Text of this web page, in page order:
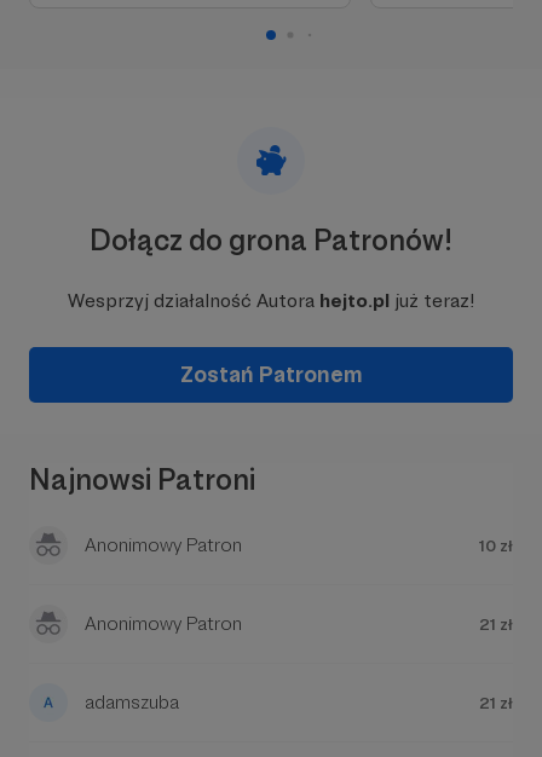
przeglądanie treści. Nie chcemy iść tą drogą.
pojawiają się nowe pomysły. Programując tylko
wieczorami oraz w dni wolne od konwencjonalnej
ciekawych rozwiązań drastycznie maleje.
cegiełka będzie dla nas motywacją do działania!
Dołącz do grona Patronów!
Wesprzyj działalność Autora hejto.pl już teraz!
Zostań Patronem
Najnowsi Patroni
Anonimowy Patron 10 zł
Anonimowy Patron 21 zł
adamszuba 21 zł